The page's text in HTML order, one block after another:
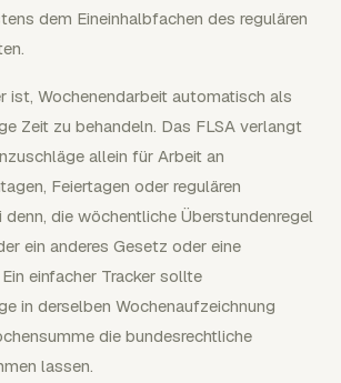
dem Eineinhalbfachen des regulären
ist, Wochenendarbeit automatisch als
Zeit zu behandeln. Das FLSA verlangt
allein für Arbeit an
Feiertagen oder regulären
denn, die wöchentliche Überstundenregel
ein anderes Gesetz oder eine
einfacher Tracker sollte
in derselben Wochenaufzeichnung
die bundesrechtliche
lassen.